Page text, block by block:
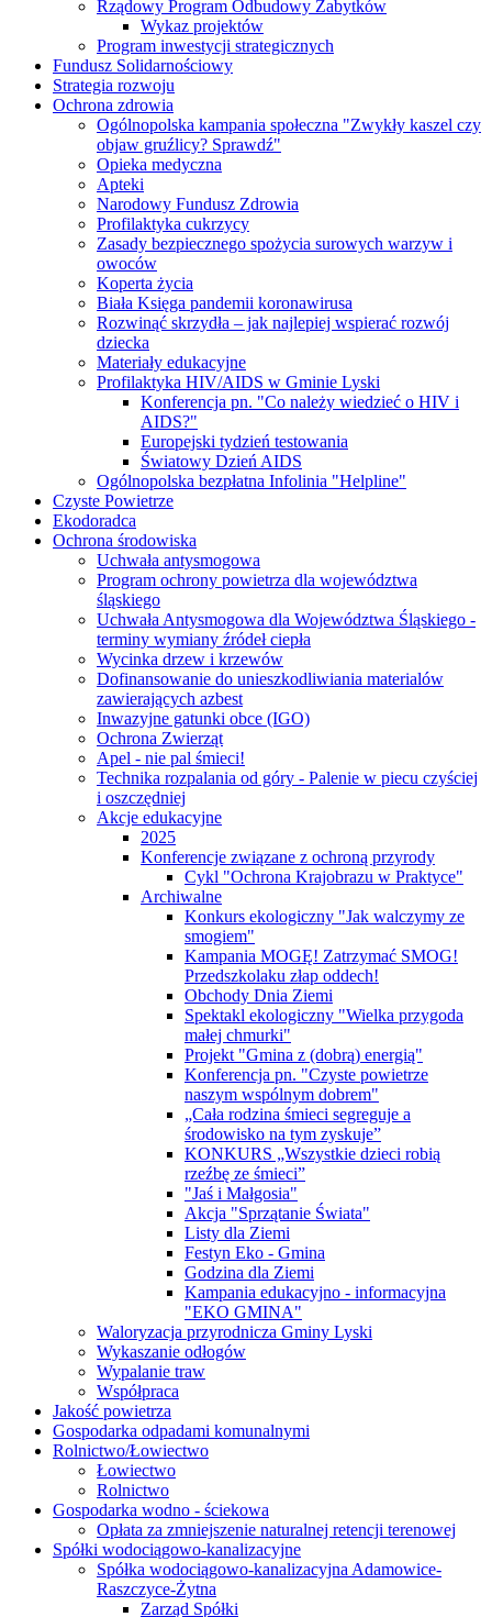
Rządowy Program Odbudowy Zabytków
Wykaz projektów
Program inwestycji strategicznych
Fundusz Solidarnościowy
Strategia rozwoju
Ochrona zdrowia
Ogólnopolska kampania społeczna "Zwykły kaszel czy
objaw gruźlicy? Sprawdź"
Opieka medyczna
Apteki
Narodowy Fundusz Zdrowia
Profilaktyka cukrzycy
Zasady bezpiecznego spożycia surowych warzyw i
owoców
Koperta życia
Biała Księga pandemii koronawirusa
Rozwinąć skrzydła – jak najlepiej wspierać rozwój
dziecka
Materiały edukacyjne
Profilaktyka HIV/AIDS w Gminie Lyski
Konferencja pn. "Co należy wiedzieć o HIV i
AIDS?"
Europejski tydzień testowania
Światowy Dzień AIDS
Ogólnopolska bezpłatna Infolinia "Helpline"
Czyste Powietrze
Ekodoradca
Ochrona środowiska
Uchwała antysmogowa
Program ochrony powietrza dla województwa
śląskiego
Uchwała Antysmogowa dla Województwa Śląskiego -
terminy wymiany źródeł ciepła
Wycinka drzew i krzewów
Dofinansowanie do unieszkodliwiania materialów
zawierających azbest
Inwazyjne gatunki obce (IGO)
Ochrona Zwierząt
Apel - nie pal śmieci!
Technika rozpalania od góry - Palenie w piecu czyściej
i oszczędniej
Akcje edukacyjne
2025
Konferencje związane z ochroną przyrody
Cykl "Ochrona Krajobrazu w Praktyce"
Archiwalne
Konkurs ekologiczny "Jak walczymy ze
smogiem"
Kampania MOGĘ! Zatrzymać SMOG!
Przedszkolaku złap oddech!
Obchody Dnia Ziemi
Spektakl ekologiczny "Wielka przygoda
małej chmurki"
Projekt "Gmina z (dobrą) energią"
Konferencja pn. "Czyste powietrze
naszym wspólnym dobrem"
„Cała rodzina śmieci segreguje a
środowisko na tym zyskuje”
KONKURS „Wszystkie dzieci robią
rzeźbę ze śmieci”
"Jaś i Małgosia"
Akcja "Sprzątanie Świata"
Listy dla Ziemi
Festyn Eko - Gmina
Godzina dla Ziemi
Kampania edukacyjno - informacyjna
"EKO GMINA"
Waloryzacja przyrodnicza Gminy Lyski
Wykaszanie odłogów
Wypalanie traw
Współpraca
Jakość powietrza
Gospodarka odpadami komunalnymi
Rolnictwo/Łowiectwo
Łowiectwo
Rolnictwo
Gospodarka wodno - ściekowa
Opłata za zmniejszenie naturalnej retencji terenowej
Spółki wodociągowo-kanalizacyjne
Spółka wodociągowo-kanalizacyjna Adamowice-
Raszczyce-Żytna
Zarząd Spółki